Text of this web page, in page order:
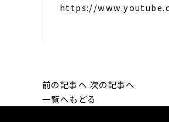
https://
前の記事へ 次の記事へ
一覧へもどる